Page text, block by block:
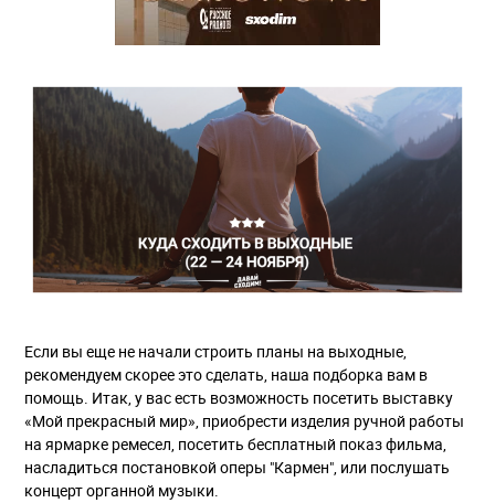
Если вы еще не начали строить планы на выходные,
рекомендуем скорее это сделать, наша подборка вам в
помощь. Итак, у вас есть возможность посетить выставку
«Мой прекрасный мир», приобрести изделия ручной работы
на ярмарке ремесел, посетить бесплатный показ фильма,
насладиться постановкой оперы "Кармен", или послушать
концерт органной музыки.